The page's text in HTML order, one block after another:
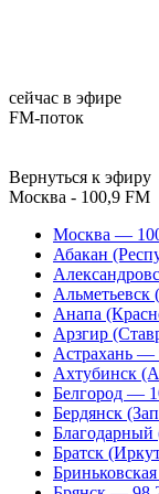
сейчас в эфире
FM-поток
Вернуться к эфиру
Москва - 100,9 FM
Москва —
Абакан
Альметьевск
Анапа
Арзгир
Астрахань —
Ахтубинск
Белгород —
Бердянск
Братск